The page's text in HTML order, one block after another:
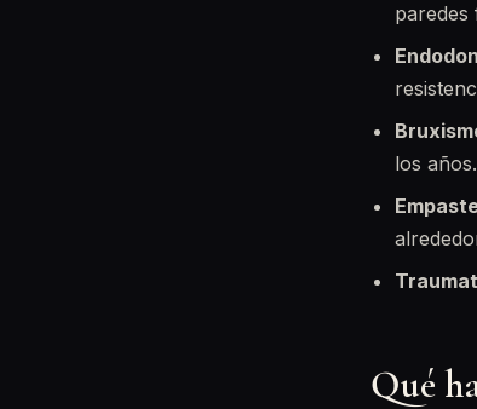
paredes
los años.
Qué